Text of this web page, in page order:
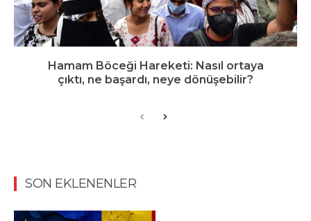
Hamam Böceği Hareketi: Nasıl ortaya
çıktı, ne başardı, neye dönüşebilir?
SON EKLENENLER